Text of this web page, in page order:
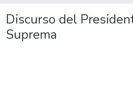
Discurso del
Suprema